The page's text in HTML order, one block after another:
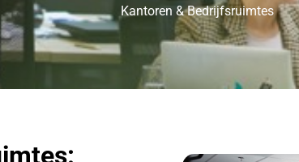
Kantoren & Bedrijfsruimtes